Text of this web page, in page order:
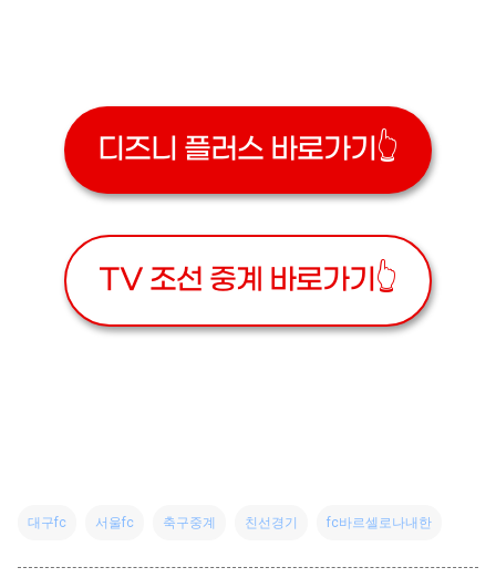
디즈니 플러스 바로가기👆
TV 조선 중계 바로가기👆
대구fc 서울fc 축구중계 친선경기 fc바르셀로나내한